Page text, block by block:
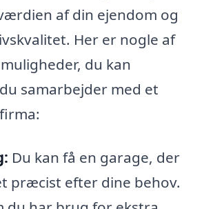
af din ejendom og
Her er nogle af
du kan
samarbejder med et
Du kan få en garage, der
præcist efter dine behov.